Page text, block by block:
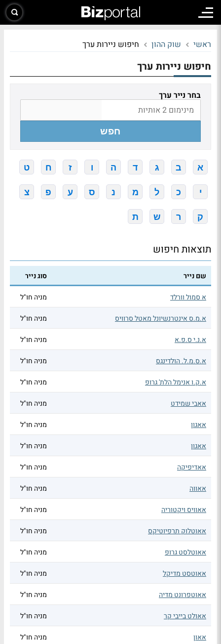
ראשי שוק ההון חיפוש ניירות ערך
חיפוש ניירות ערך
בחר נייר ערך
חפש
א ב ג ד ה ו ז ח ט
י כ ל מ נ ס ע פ צ
ק ר ש ת
תוצאות חיפוש
שם נייר סוג נייר
א סמול וורלד מניה חו"ל
א.מ.ס אינטרנשיונל מאטל סרוויס מניה חו"ל
א.נ.י ס.פ.א מניה חו"ל
א.ס.מ.ל. הולדינגס מניה חו"ל
א.ק.ו אנימל הלת' גרופ מניה חו"ל
אאבי שמידט מניה חו"ל
אאגון מניה חו"ל
אאגון מניה חו"ל
אאדיפיקה מניה חו"ל
אאווה מניה חו"ל
אאוויס ויקטוריה מניה חו"ל
אאוטלוק תרפיוטיקס מניה חו"ל
אאוטלסט גרופ מניה חו"ל
אאוטסט מדיקל מניה חו"ל
אאוטפרונט מדיה מניה חו"ל
אאולט בייבי קר מניה חו"ל
אאון מניה חו"ל